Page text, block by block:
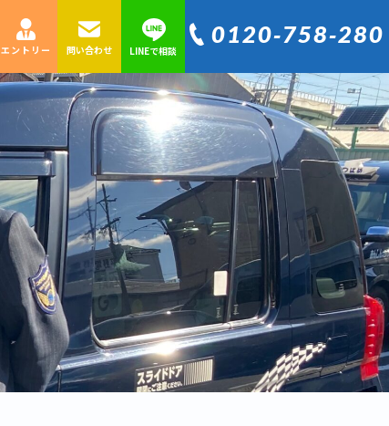
エントリー 問い合わせ LINEで相談
0120‐758‐280